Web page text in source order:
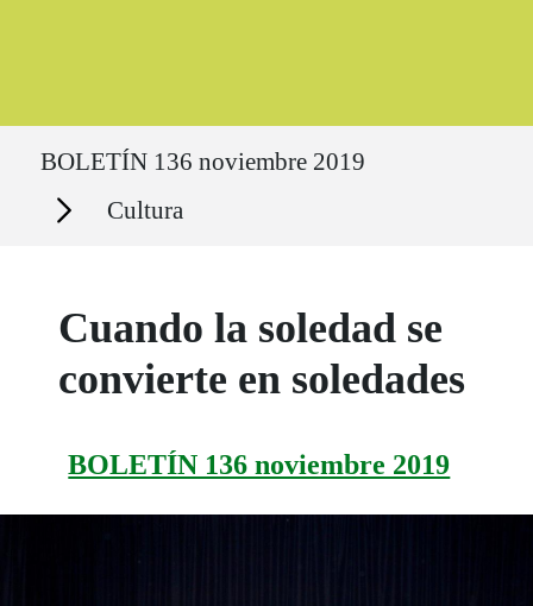
BOLETÍN 136 noviembre 2019
Secciones Cultura
Cuando la soledad se
convierte en soledades
BOLETÍN 136 noviembre 2019